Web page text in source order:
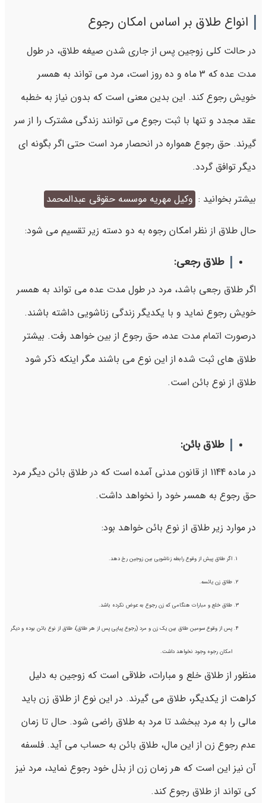
انواع طلاق بر اساس امکان رجوع
در حالت کلی زوجین پس از جاری شدن صیغه طلاق، در طول
مدت عده که 3 ماه و ده روز است، مرد می تواند به همسر
خویش رجوع کند. این بدین معنی است که بدون نیاز به خطبه
عقد مجدد و تنها با ثبت رجوع می توانند زندگی مشترک را از سر
گیرند. حق رجوع همواره در انحصار مرد است حتی اگر بگونه ای
دیگر توافق گردد.
بیشتر بخوانید : وکیل مهریه موسسه حقوقی عبدالمحمد
حال طلاق از نظر امکان رجوه به دو دسته زیر تقسیم می شود:
طلاق رجعی:
اگر طلاق رجعی باشد، مرد در طول مدت عده می تواند به همسر
خویش رجوع نماید و با یکدیگر زندگی زناشویی داشته باشند.
درصورت اتمام مدت عده، حق رجوع از بین خواهد رفت. بیشتر
طلاق های ثبت شده از این نوع می باشند مگر اینکه ذکر شود
طلاق از نوع بائن است.
طلاق بائن:
در ماده 1144 از قانون مدنی آمده است که در طلاق بائن دیگر مرد
حق رجوع به همسر خود را نخواهد داشت.
در موارد زیر طلاق از نوع بائن خواهد بود:
اگر طلاق پیش از وقوع رابطه زناشویی بین زوجین رخ دهد.
طلاق زن یائسه.
طلاق خلع و مبارات هنگامی که زن رجوع به عوض نکرده باشد.
پس از وقوع سومین طلاق بین یک زن و مرد (رجوع پیاپی پس از هر طلاق)، طلاق از نوع بائن بوده و دیگر
امکان رجوه وجود نخواهد داشت.
منظور از طلاق خلع و مبارات، طلاقی است که زوجین به دلیل
کراهت از یکدیگر، طلاق می گیرند. در این نوع از طلاق زن باید
مالی را به مرد ببخشد تا مرد به طلاق راضی شود. حال تا زمان
عدم رجوع زن از این مال، طلاق بائن به حساب می آید. فلسفه
آن نیز این است که هر زمان زن از بذل خود رجوع نماید، مرد نیز
کی تواند از طلاق رجوع کند.